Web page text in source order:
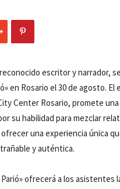
escritor y narrador,
en Rosario el 30 de agosto.
Center Rosario, promete
su habilidad para mezclar
una experiencia única
y auténtica.
Parió» ofrecerá a los